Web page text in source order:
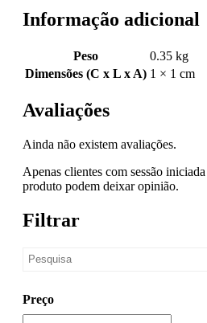
Informação adicional
Peso
0.35 kg
Dimensões (C x L x A) 1 × 1 cm
Avaliações
Ainda não existem avaliações.
Apenas clientes com sessão
produto podem deixar opinião.
Filtrar
Preço